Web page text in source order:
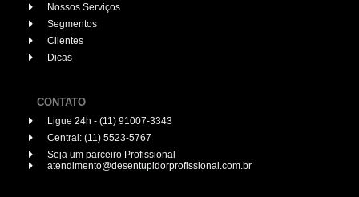
Nossos Serviços
Segmentos
Clientes
Dicas
CONTATO
Ligue 24h - (11) 91007-3343
Central: (11) 5523-5767
Seja um parceiro Profissional
atendimento@desentupidorprofissional.com.br